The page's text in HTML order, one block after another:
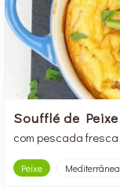
Soufflé de Peixe
com pescada fresca
Peixe Mediterrânea